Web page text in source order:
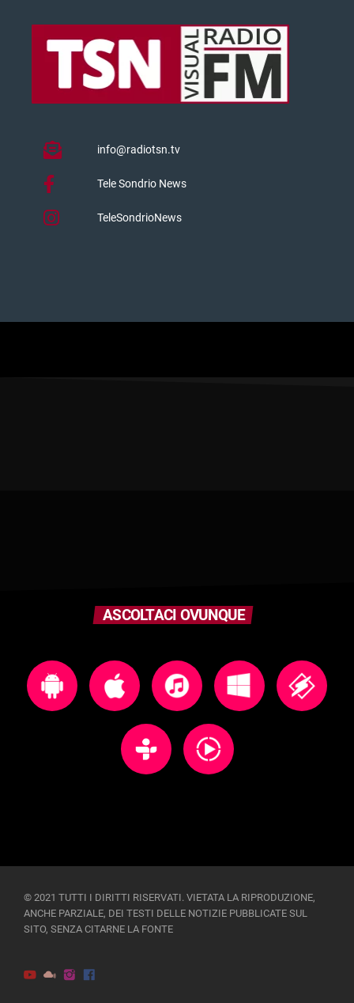
info@radiotsn.tv
Tele Sondrio News
TeleSondrioNews
ASCOLTACI OVUNQUE
© 2021 TUTTI I DIRITTI RISERVATI. VIETATA LA RIPRODUZIONE,
ANCHE PARZIALE, DEI TESTI DELLE NOTIZIE PUBBLICATE SUL
SITO, SENZA CITARNE LA FONTE